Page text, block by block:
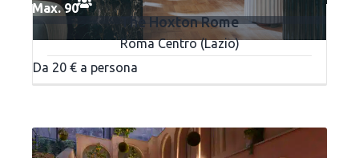
Max. 90
The Hoxton Rome
Roma Centro (Lazio)
Da 20 € a persona